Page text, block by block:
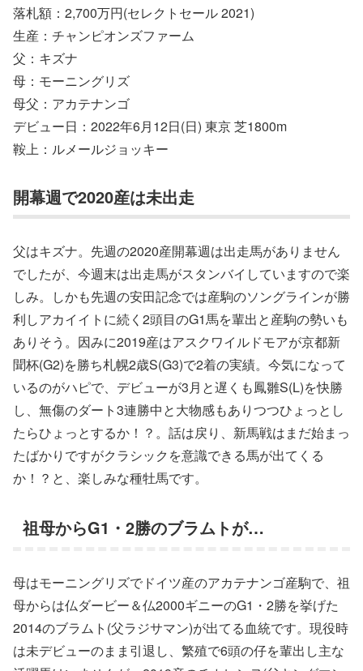
落札額：2,700万円(セレクトセール 2021)
生産：チャンピオンズファーム
父：キズナ
母：モーニングリズ
母父：アカテナンゴ
デビュー日：2022年6月12日(日) 東京 芝1800m
鞍上：ルメールジョッキー
開幕週で2020産は未出走
父はキズナ。先週の2020産開幕週は出走馬がありません
でしたが、今週末は出走馬がスタンバイしていますので楽
しみ。しかも先週の安田記念では産駒のソングラインが勝
利しアカイイトに続く2頭目のG1馬を輩出と産駒の勢いも
ありそう。因みに2019産はアスクワイルドモアが京都新
聞杯(G2)を勝ち札幌2歳S(G3)で2着の実績。今気になって
いるのがハピで、デビューが3月と遅くも鳳雛S(L)を快勝
し、無傷のダート3連勝中と大物感もありつつひょっとし
たらひょっとするか！？。話は戻り、新馬戦はまだ始まっ
たばかりですがクラシックを意識できる馬が出てくる
か！？と、楽しみな種牡馬です。
祖母からG1・2勝のブラムトが…
母はモーニングリズでドイツ産のアカテナンゴ産駒で、祖
母からは仏ダービー＆仏2000ギニーのG1・2勝を挙げた
2014のブラムト(父ラジサマン)が出てる血統です。現役時
は未デビューのまま引退し、繁殖で6頭の仔を輩出し主な